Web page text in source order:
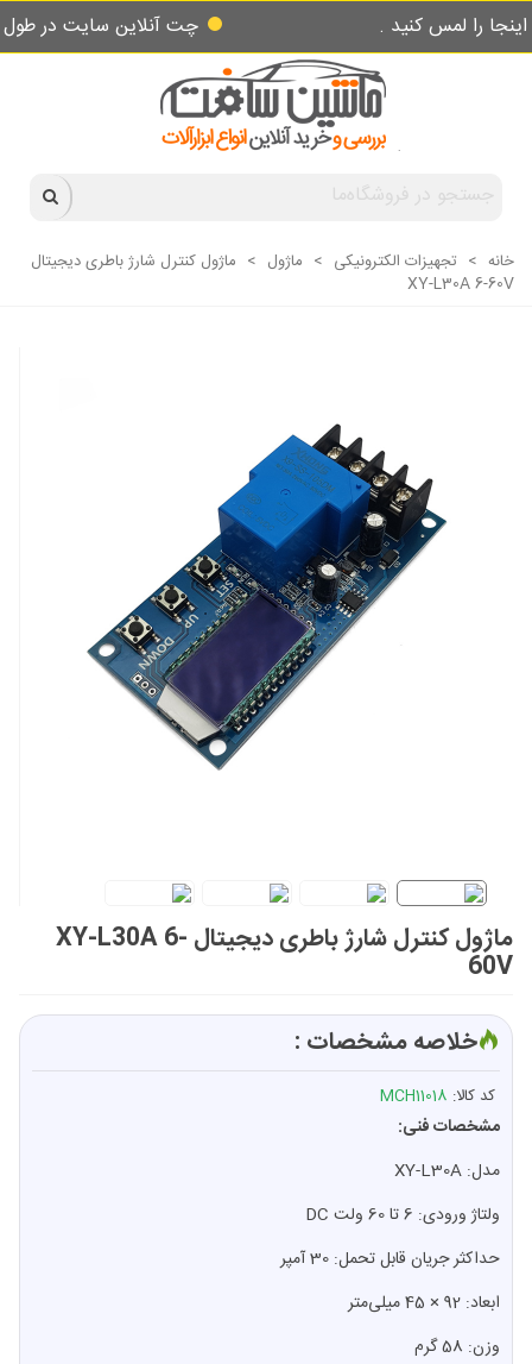
کنید . چت آنلاین سایت در طول شبانه
خانه > تجهیزات الکترونیکی > ماژول > ماژول کنترل شارژ باطری دیجیتال
XY-L30A 6-60V
ماژول کنترل شارژ باطری دیجیتال XY-L30A 6-
60V
خلاصه مشخصات :
کد کالا: MCH11018
مشخصات فنی:
مدل: XY-L30A
ولتاژ ورودی: 6 تا 60 ولت DC
حداکثر جریان قابل تحمل: 30 آمپر
ابعاد: 92 × 45 میلی‌متر
وزن: 58 گرم